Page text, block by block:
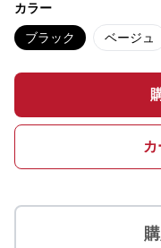
カラー
ブラック ベージュ